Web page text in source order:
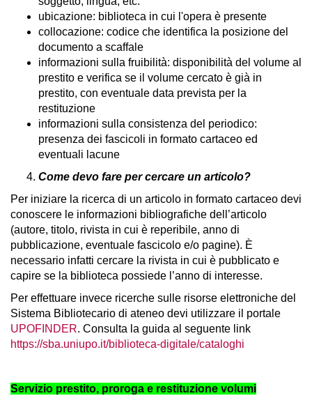
ubicazione: biblioteca in cui l'opera è presente
collocazione: codice che identifica la posizione del
documento a scaffale
informazioni sulla fruibilità: disponibilità del volume al
prestito e verifica se il volume cercato è già in
prestito, con eventuale data prevista per la
restituzione
informazioni sulla consistenza del periodico:
presenza dei fascicoli in formato cartaceo ed
eventuali lacune
Come devo fare per cercare un articolo?
Per iniziare la ricerca di un articolo in formato cartaceo devi
conoscere le informazioni bibliografiche dell’articolo
(autore, titolo, rivista in cui è reperibile, anno di
pubblicazione, eventuale fascicolo e/o pagine). È
necessario infatti cercare la rivista in cui è pubblicato e
capire se la biblioteca possiede l’anno di interesse.
Per effettuare invece ricerche sulle risorse elettroniche del
Sistema Bibliotecario di ateneo devi utilizzare il portale
UPOFINDER. Consulta la guida al seguente link
https://sba.uniupo.it/biblioteca-digitale/cataloghi
Servizio prestito, proroga e restituzione volumi